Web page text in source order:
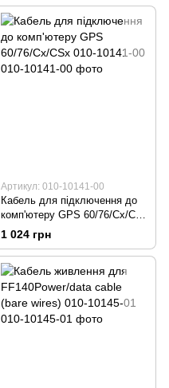
Артикул: 010-10141-00
Кабель для підключення до
комп'ютеру GPS 60/76/Cx/CSx
010-10141-00
1 024 грн